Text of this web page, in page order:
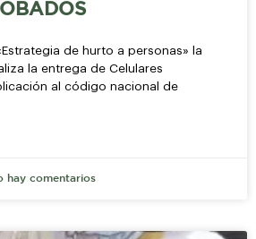
de hurto a personas» la
la entrega de Celulares
al código nacional de
hay comentarios